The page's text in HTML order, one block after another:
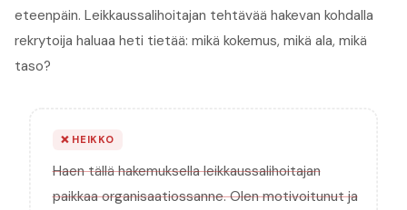
eteenpäin. Leikkaussalihoitajan tehtävää hakevan kohdalla
rekrytoija haluaa heti tietää: mikä kokemus, mikä ala, mikä
taso?
❌HEIKKO
Haen tällä hakemuksella leikkaussalihoitajan
paikkaa organisaatiossanne. Olen motivoitunut ja